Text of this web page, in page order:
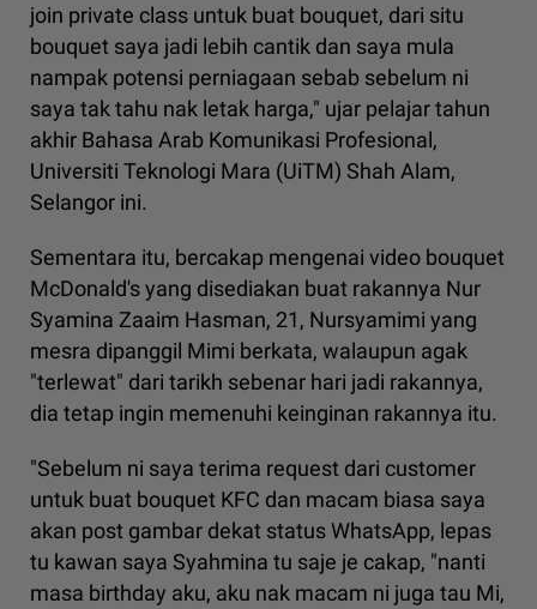
join private class untuk buat bouquet, dari situ
bouquet saya jadi lebih cantik dan saya mula
nampak potensi perniagaan sebab sebelum ni
saya tak tahu nak letak harga," ujar pelajar tahun
akhir Bahasa Arab Komunikasi Profesional,
Universiti Teknologi Mara (UiTM) Shah Alam,
Selangor ini.
Sementara itu, bercakap mengenai video bouquet
McDonald's yang disediakan buat rakannya Nur
Syamina Zaaim Hasman, 21, Nursyamimi yang
mesra dipanggil Mimi berkata, walaupun agak
"terlewat" dari tarikh sebenar hari jadi rakannya,
dia tetap ingin memenuhi keinginan rakannya itu.
"Sebelum ni saya terima request dari customer
untuk buat bouquet KFC dan macam biasa saya
akan post gambar dekat status WhatsApp, lepas
tu kawan saya Syahmina tu saje je cakap, "nanti
masa birthday aku, aku nak macam ni juga tau Mi,